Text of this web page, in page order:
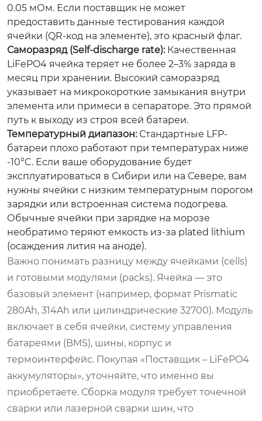
0.05 мОм. Если поставщик не может
предоставить данные тестирования каждой
ячейки (QR-код на элементе), это красный флаг.
Саморазряд (Self-discharge rate):Качественная
LiFePO4 ячейка теряет не более 2–3% заряда в
месяц при хранении. Высокий саморазряд
указывает на микрокороткие замыкания внутри
элемента или примеси в сепараторе. Это прямой
путь к выходу из строя всей батареи.
Температурный диапазон:Стандартные LFP-
батареи плохо работают при температурах ниже
-10°C. Если ваше оборудование будет
эксплуатироваться в Сибири или на Севере, вам
нужны ячейки с низким температурным порогом
зарядки или встроенная система подогрева.
Обычные ячейки при зарядке на морозе
необратимо теряют емкость из-за plated lithium
(осаждения лития на аноде).
Важно понимать разницу между ячейками (cells)
и готовыми модулями (packs). Ячейка — это
базовый элемент (например, формат Prismatic
280Ah, 314Ah или цилиндрические 32700). Модуль
включает в себя ячейки, систему управления
батареями (BMS), шины, корпус и
термоинтерфейс. Покупая «Поставщик – LiFePO4
аккумуляторы», уточняйте, что именно вы
приобретаете. Сборка модуля требует точечной
сварки или лазерной сварки шин, что